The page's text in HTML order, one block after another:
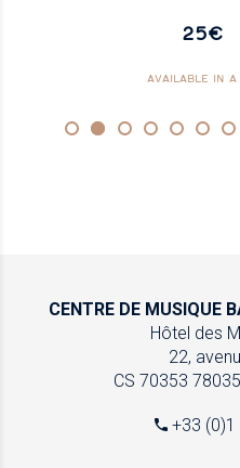
25€
AVAILABLE IN A
CENTRE DE MUSIQUE
Hôtel des
22,
CS 70353
+33 (0)1